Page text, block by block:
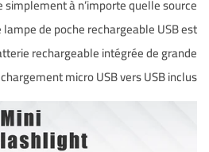
à n’importe quelle source
de poche rechargeable USB est
rechargeable intégrée de grande
micro USB vers USB inclus.